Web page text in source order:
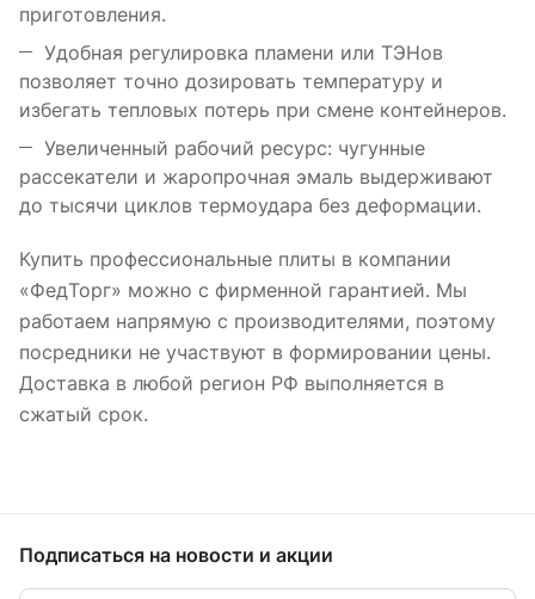
приготовления.
Удобная регулировка пламени или ТЭНов
позволяет точно дозировать температуру и
избегать тепловых потерь при смене контейнеров.
Увеличенный рабочий ресурс: чугунные
рассекатели и жаропрочная эмаль выдерживают
до тысячи циклов термоудара без деформации.
Купить профессиональные плиты в компании
«ФедТорг» можно с фирменной гарантией. Мы
работаем напрямую с производителями, поэтому
посредники не участвуют в формировании цены.
Доставка в любой регион РФ выполняется в
сжатый срок.
Подписаться на новости и акции